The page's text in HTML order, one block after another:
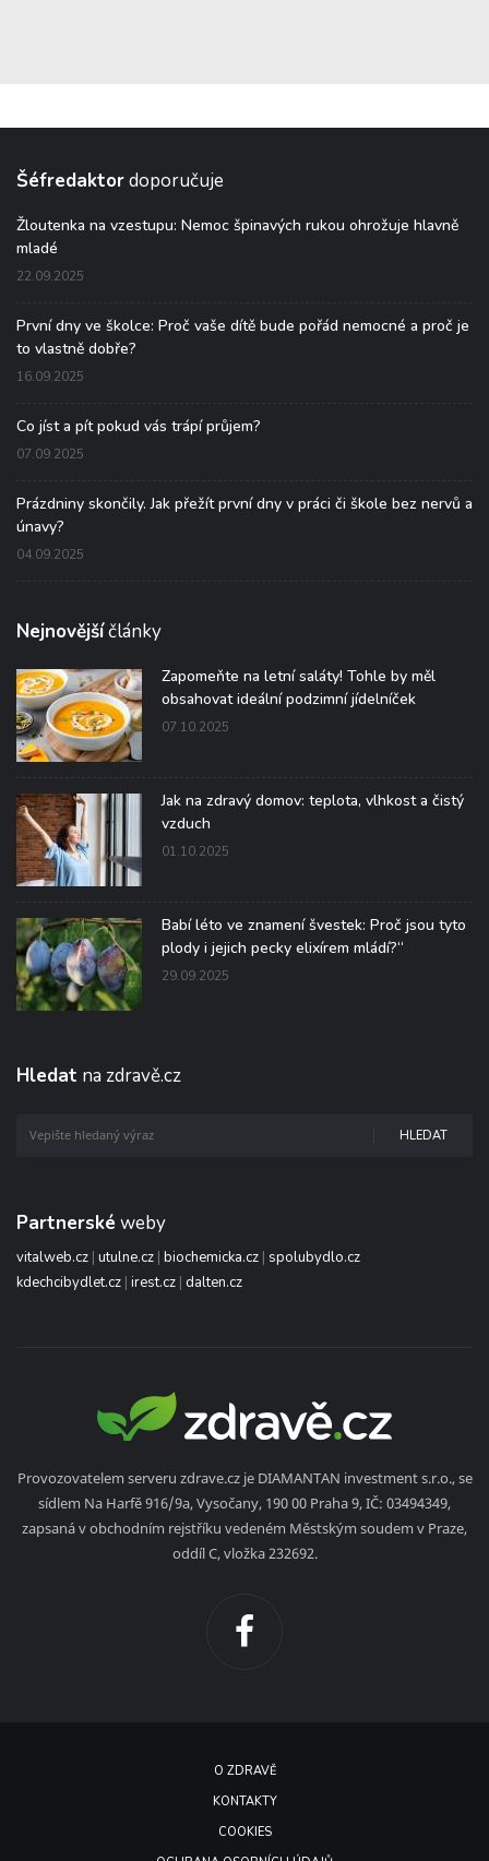
Šéfredaktordoporučuje
Žloutenka na vzestupu: Nemoc špinavých rukou ohrožuje hlavně
mladé
22.09.2025
První dny ve školce: Proč vaše dítě bude pořád nemocné a proč je
to vlastně dobře?
16.09.2025
Co jíst a pít pokud vás trápí průjem?
07.09.2025
Prázdniny skončily. Jak přežít první dny v práci či škole bez nervů a
únavy?
04.09.2025
Nejnovějšíčlánky
Zapomeňte na letní saláty! Tohle by měl
obsahovat ideální podzimní jídelníček
07.10.2025
Jak na zdravý domov: teplota, vlhkost a čistý
vzduch
01.10.2025
Babí léto ve znamení švestek: Proč jsou tyto
plody i jejich pecky elixírem mládí?“
29.09.2025
Hledat na zdravě.cz
HLEDAT
Partnerské weby
vitalweb.cz | utulne.cz | biochemicka.cz | spolubydlo.cz
kdechcibydlet.cz | irest.cz | dalten.cz
Provozovatelem serveru zdrave.cz je DIAMANTAN investment s.r.o., se
sídlem Na Harfě 916/9a, Vysočany, 190 00 Praha 9, IČ: 03494349,
zapsaná v obchodním rejstříku vedeném Městským soudem v Praze,
oddíl C, vložka 232692.
O ZDRAVĚ
KONTAKTY
COOKIES